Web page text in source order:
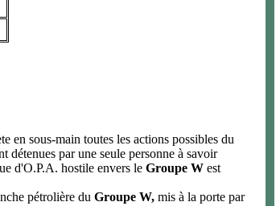
en sous-main toutes les actions possibles du
détenues par une seule personne à savoir
d'O.P.A. hostile envers le Groupe W est
pétrolière du Groupe W, mis à la porte par